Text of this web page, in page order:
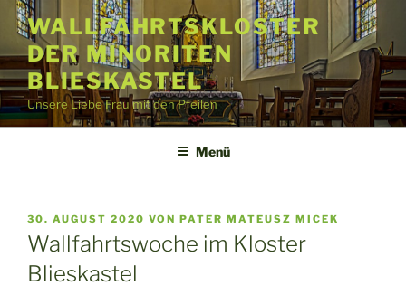
Zum
Inhalt
springen
WALLFAHRTSKLOSTER
DER MINORITEN
BLIESKASTEL
Unsere Liebe Frau mit den Pfeilen
Menü
VERÖFFENTLICHT
AM
30. AUGUST 2020 VON PATER MATEUSZ MICEK
Wallfahrtswoche im Kloster
Blieskastel